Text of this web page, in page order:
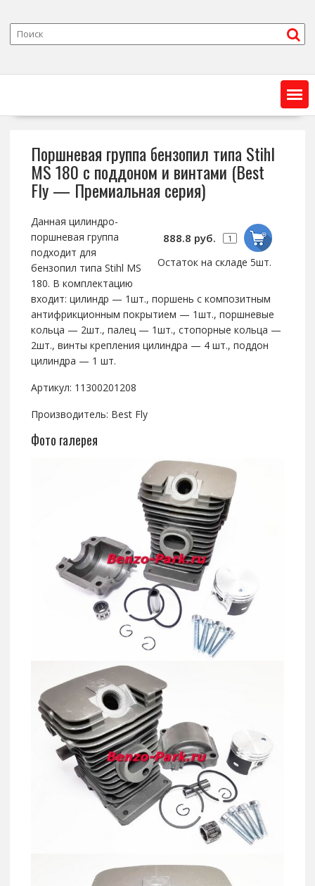
Поршневая группа бензопил типа Stihl
MS 180 с поддоном и винтами (Best
Fly — Премиальная серия)
888.8 руб.
Остаток на складе 5шт.
Данная цилиндро-
поршневая группа
подходит для
бензопил типа Stihl MS
180. В комплектацию
входит: цилиндр — 1шт., поршень с композитным
антифрикционным покрытием — 1шт., поршневые
кольца — 2шт., палец — 1шт., стопорные кольца —
2шт., винты крепления цилиндра — 4 шт., поддон
цилиндра — 1 шт.
Артикул: 11300201208
Производитель: Best Fly
Фото галерея